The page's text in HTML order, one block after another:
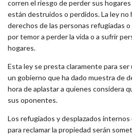
corren el riesgo de perder sus
están destruidos o perdidos. La ley no
derechos de las personas refugiadas
por temor a perder la vida o a sufrir
hogares.
Esta ley se presta claramente para
un gobierno que ha dado muestra de
hora de aplastar a quienes considera
sus oponentes.
Los refugiados y desplazados
para reclamar la propiedad serán